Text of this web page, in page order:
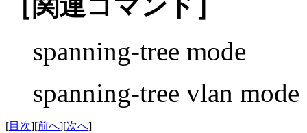
spanning-tree mode
spanning-tree vlan mode
[目次][前へ][次へ]